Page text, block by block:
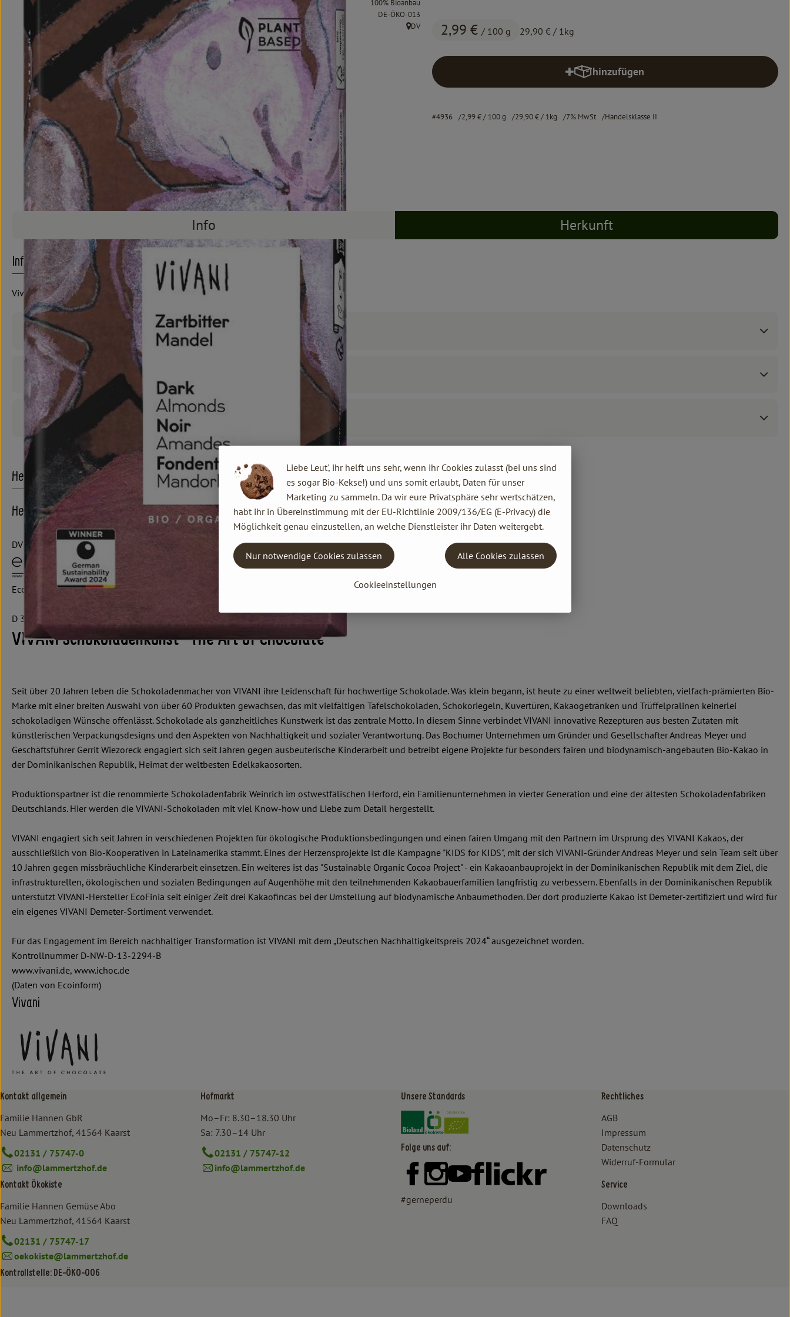
2,99 € / 100 g 29,90 € / 1kg
100% Bioanbau
, Kontrollstelle:
DE-ÖKO-013
, Herkunft:
DV
hinzufügen
Produkt zum Warenkorb hinzufügen
#4936 2,99 €/ 100 g 29,90 €/ 1kg 7% MwSt Handelsklasse II
Info Herkunft
Info
Vivani
Produktinformationen
Zutaten
Produktdatenblatt
Herkunft
Hersteller: Vivani
DV
EcoFinia GmbH
D 32051 Herford
VIVANI Schokoladenkunst "The Art of Chocolate"
Seit über 20 Jahren leben die Schokoladenmacher von VIVANI ihre Leidenschaft für hochwertige Schokolade. Was klein begann, ist heute zu einer weltweit beliebten, vielfach-prämierten Bio-
Marke mit einer breiten Auswahl von über 60 Produkten gewachsen, das mit vielfältigen Tafelschokoladen, Schokoriegeln, Kuvertüren, Kakaogetränken und Trüffelpralinen keinerlei
schokoladigen Wünsche offenlässt. Schokolade als ganzheitliches Kunstwerk ist das zentrale Motto. In diesem Sinne verbindet VIVANI innovative Rezepturen aus besten Zutaten mit
künstlerischen Verpackungsdesigns und den Aspekten von Nachhaltigkeit und sozialer Verantwortung. Das Bochumer Unternehmen um Gründer und Gesellschafter Andreas Meyer und
Geschäftsführer Gerrit Wiezoreck engagiert sich seit Jahren gegen ausbeuterische Kinderarbeit und betreibt eigene Projekte für besonders fairen und biodynamisch-angebauten Bio-Kakao in
der Dominikanischen Republik, Heimat der weltbesten Edelkakaosorten.
Produktionspartner ist die renommierte Schokoladenfabrik Weinrich im ostwestfälischen Herford, ein Familienunternehmen in vierter Generation und eine der ältesten Schokoladenfabriken
Deutschlands. Hier werden die VIVANI-Schokoladen mit viel Know-how und Liebe zum Detail hergestellt.
VIVANI engagiert sich seit Jahren in verschiedenen Projekten für ökologische Produktionsbedingungen und einen fairen Umgang mit den Partnern im Ursprung des VIVANI Kakaos, der
ausschließlich von Bio-Kooperativen in Lateinamerika stammt. Eines der Herzensprojekte ist die Kampagne "KIDS for KIDS", mit der sich VIVANI-Gründer Andreas Meyer und sein Team seit über
10 Jahren gegen missbräuchliche Kinderarbeit einsetzen. Ein weiteres ist das "Sustainable Organic Cocoa Project" - ein Kakaoanbauprojekt in der Dominikanischen Republik mit dem Ziel, die
infrastrukturellen, ökologischen und sozialen Bedingungen auf Augenhöhe mit den teilnehmenden Kakaobauerfamilien langfristig zu verbessern. Ebenfalls in der Dominikanischen Republik
unterstützt VIVANI-Hersteller EcoFinia seit einiger Zeit drei Kakaofincas bei der Umstellung auf biodynamische Anbaumethoden. Der dort produzierte Kakao ist Demeter-zertifiziert und wird für
ein eigenes VIVANI Demeter-Sortiment verwendet.
Für das Engagement im Bereich nachhaltiger Transformation ist VIVANI mit dem „Deutschen Nachhaltigkeitspreis 2024“ ausgezeichnet worden.
Kontrollnummer D-NW-D-13-2294-B
www.vivani.de, www.ichoc.de
(Daten von Ecoinform)
Vivani
Kontakt allgemein
Familie Hannen GbR
Neu Lammertzhof, 41564 Kaarst
02131 / 75747-0
info@lammertzhof.de
Kontakt Ökokiste
Familie Hannen Gemüse Abo
Neu Lammertzhof, 41564 Kaarst
02131 / 75747-17
oekokiste@lammertzhof.de
Kontrollstelle: DE-ÖKO-006
Hofmarkt
Mo–Fr: 8.30–18.30 Uhr
Sa: 7.30–14 Uhr
02131 / 75747-12
info@lammertzhof.de
Unsere Standards
Externer Link zu https://www.bioland.de/verbraucher
Externer Link zu https://www.oekokiste.de/
Folge uns auf:
Externer Link zu https://www.facebook.com/lammertzhof/
Externer Link zu https://www.instagram.com/lammertzhof/
Externer Link zu https://www.youtube.com/channel/
Externer Link zu https://www.flickr.com/photos/
#gerneperdu
Rechtliches
AGB
Impressum
Datenschutz
Widerruf-Formular
Service
Downloads
FAQ
Liebe Leut', ihr helft uns sehr, wenn ihr Cookies zulasst (bei uns sind
es sogar Bio-Kekse!) und uns somit erlaubt, Daten für unser
Marketing zu sammeln. Da wir eure Privatsphäre sehr wertschätzen,
habt ihr in Übereinstimmung mit der EU-Richtlinie 2009/136/EG (E-Privacy) die
Möglichkeit genau einzustellen, an welche Dienstleister ihr Daten weitergebt.
Cookieeinstellungen
Nur notwendige Cookies zulassen Alle Cookies zulassen